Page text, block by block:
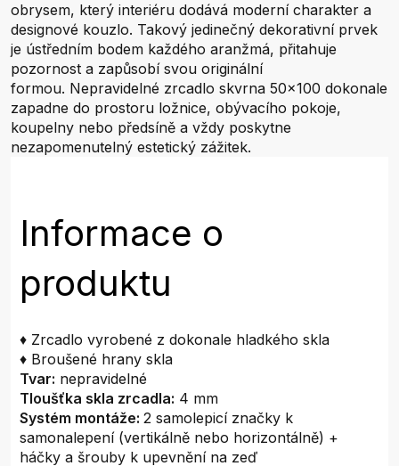
obrysem, který interiéru dodává moderní charakter a
designové kouzlo. Takový jedinečný dekorativní prvek
je ústředním bodem každého aranžmá, přitahuje
pozornost a zapůsobí svou originální
formou. Nepravidelné zrcadlo skvrna 50x100 dokonale
zapadne do prostoru ložnice, obývacího pokoje,
koupelny nebo předsíně a vždy poskytne
nezapomenutelný estetický zážitek.
Informace o
produktu
♦ Zrcadlo vyrobené z dokonale hladkého skla
♦ Broušené hrany skla
Tvar: nepravidelné
Tloušťka skla zrcadla: 4 mm
Systém montáže: 2 samolepicí značky k
samonalepení (vertikálně nebo horizontálně) +
háčky a šrouby k upevnění na zeď